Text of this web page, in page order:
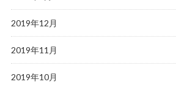
2019年12月
2019年11月
2019年10月